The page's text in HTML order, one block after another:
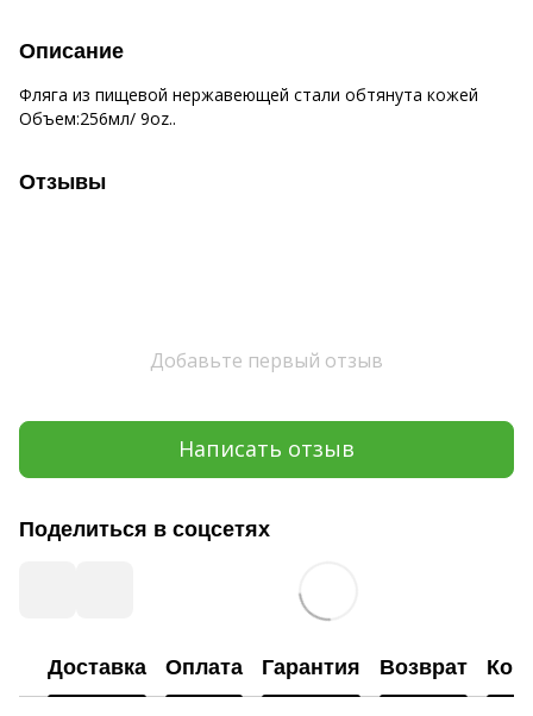
Описание
Фляга из пищевой нержавеющей стали обтянута кожей
Объем:256мл/ 9oz..
Отзывы
Добавьте первый отзыв
Написать отзыв
Поделиться в соцсетях
Доставка Оплата Гарантия Возврат